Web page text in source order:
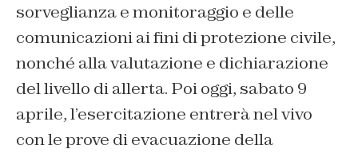
sorveglianza e monitoraggio e delle
comunicazioni ai fini di protezione civile,
nonché alla valutazione e dichiarazione
del livello di allerta. Poi oggi, sabato 9
aprile, l’esercitazione entrerà nel vivo
con le prove di evacuazione della